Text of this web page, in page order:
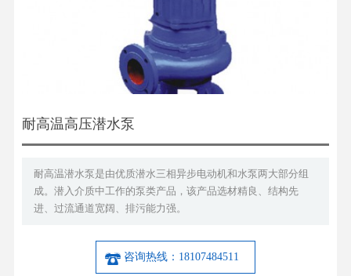
耐高温高压潜水泵
耐高温潜水泵是由优质潜水三相异步电动机和水泵两大部分组
成。潜入介质中工作的泵类产品，该产品选材精良、结构先
进、过流通道宽阔、排污能力强。
咨询热线：18107484511